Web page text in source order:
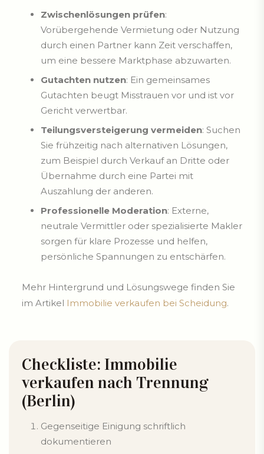
Zwischenlösungen prüfen:
Vorübergehende Vermietung oder Nutzung
durch einen Partner kann Zeit verschaffen,
um eine bessere Marktphase abzuwarten.
Gutachten nutzen: Ein gemeinsames
Gutachten beugt Misstrauen vor und ist vor
Gericht verwertbar.
Teilungsversteigerung vermeiden: Suchen
Sie frühzeitig nach alternativen Lösungen,
zum Beispiel durch Verkauf an Dritte oder
Übernahme durch eine Partei mit
Auszahlung der anderen.
Professionelle Moderation: Externe,
neutrale Vermittler oder spezialisierte Makler
sorgen für klare Prozesse und helfen,
persönliche Spannungen zu entschärfen.
Mehr Hintergrund und Lösungswege finden Sie
im Artikel Immobilie verkaufen bei Scheidung.
Checkliste: Immobilie
verkaufen nach Trennung
(Berlin)
Gegenseitige Einigung schriftlich
dokumentieren